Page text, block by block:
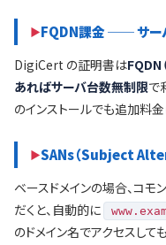
FQDN課金 ── サー
DigiCert の証明書はFQDN
あればサーバ台数無制限で
のインストールでも追加料金
SANs（Subject
ベースドメインの場合、コモ
だくと、自動的に
のドメイン名でアクセスし